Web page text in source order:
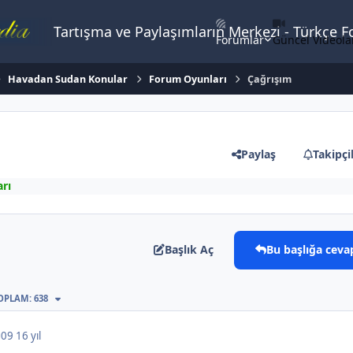
Tartışma ve Paylaşımların Merkezi -
Forumlar Güncel
Havadan Sudan Konular Forum Oyunları Çağrışım
Paylaş
Başlık Aç Bu başlığa
638
16 yıl